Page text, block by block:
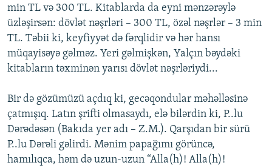
min TL və 300 TL. Kitablarda da eyni mənzərəylə
üzləşirsən: dövlət nəşrləri – 300 TL, özəl nəşrlər – 3 min
TL. Təbii ki, keyfiyyət də fərqlidir və hər hansı
müqayisəyə gəlməz. Yeri gəlmişkən, Yalçın bəydəki
kitabların təxminən yarısı dövlət nəşrləriydi...
Bir də gözümüzü açdıq ki, gecəqondular məhəlləsinə
çatmışıq. Latın şrifti olmasaydı, elə bilərdin ki, P..lu
Dərədəsən (Bakıda yer adı – Z.M.). Qarşıdan bir sürü
P..lu Dərəli gəlirdi. Mənim papağımı görüncə,
hamılıqca, həm də uzun-uzun “Alla(h)! Alla(h)!